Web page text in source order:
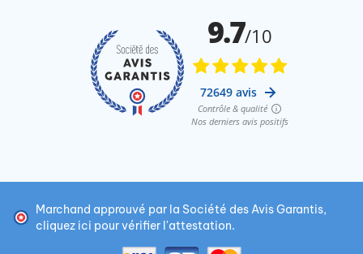
Marchand approuvé par la Société des Avis Garantis,
cliquez ici pour vérifier l'attestation.